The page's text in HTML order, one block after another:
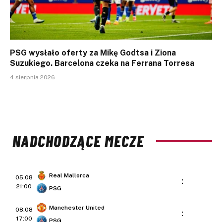
PSG wysłało oferty za Mikę Godtsa i Ziona
Suzukiego. Barcelona czeka na Ferrana Torresa
4 sierpnia 2026
NADCHODZĄCE MECZE
05.08
21:00
Real Mallorca
PSG
:
08.08
17:00
Manchester United
: